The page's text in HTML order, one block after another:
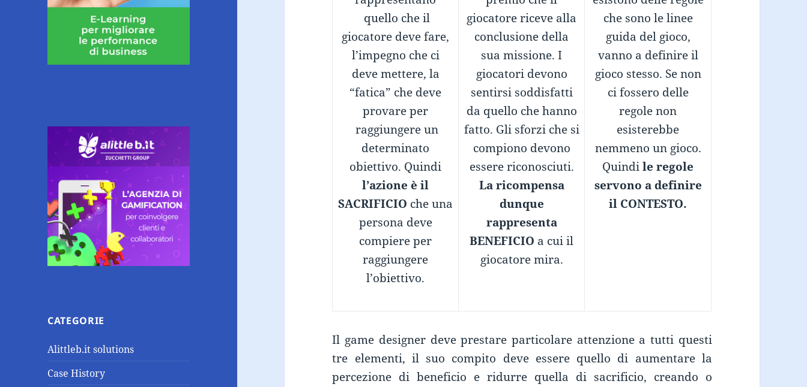
CATEGORIE
Alittleb.it solutions
Case History
quello che il
giocatore deve fare,
l’impegno che ci
deve mettere, la
“fatica” che deve
provare per
raggiungere un
determinato
obiettivo. Quindi
l’azione è il
SACRIFICIO che una
persona deve
compiere per
raggiungere
l’obiettivo.
giocatore riceve alla
conclusione della
sua missione. I
giocatori devono
sentirsi soddisfatti
da quello che hanno
fatto. Gli sforzi che si
compiono devono
essere riconosciuti.
La ricompensa
dunque
rappresenta
BENEFICIO a cui il
giocatore mira.
che sono le linee
guida del gioco,
vanno a definire il
gioco stesso. Se non
ci fossero delle
regole non
esisterebbe
nemmeno un gioco.
Quindile regole
servono a definire
il CONTESTO.
Il game designer deve prestare particolare attenzione a tutti questi
tre elementi, il suo compito deve essere quello di aumentare la
percezione di beneficio e ridurre quella di sacrificio, creando o